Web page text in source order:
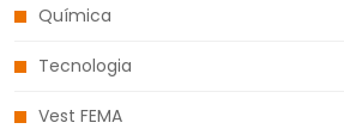
Química
Tecnologia
Vest FEMA